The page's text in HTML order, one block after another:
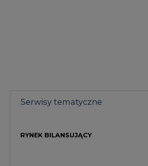
Serwisy tematyczne
RYNEK BILANSUJĄCY